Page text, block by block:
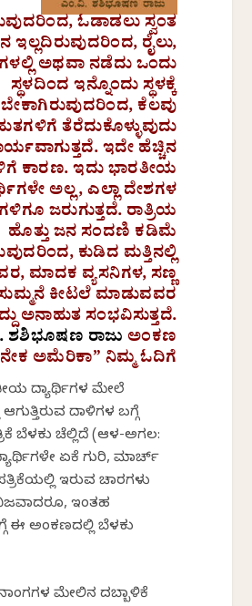
ಓಡಾಡಲು ಸ್ವಂತ
ಇಲ್ಲದಿರುವುದರಿಂದ, ರೈಲು,
ಅಥವಾ ನಡೆದು ಒಂದು
ಸ್ಥಳದಿಂದ ಇನ್ನೊಂದು ಸ್ಥಳಕ್ಕೆ
ಕೆಲವು
ತೆರೆದುಕೊಳ್ಳುವುದು
ಇದೇ ಹೆಚ್ಚಿನ
ಕಾರಣ. ಇದು ಭಾರತೀಯ
ಅಲ್ಲ, ಎಲ್ಲಾ ದೇಶಗಳ
ಜರುಗುತ್ತದೆ. ರಾತ್ರಿಯ
ಹೊತ್ತು ಜನ ಸಂದಣಿ ಕಡಿಮೆ
ಕುಡಿದ ಮತ್ತಿನಲ್ಲಿ
ಮಾದಕ ವ್ಯಸನಿಗಳ, ಸಣ್ಣ
ಸುಮ್ಮನೆ ಕೀಟಲೆ ಮಾಡುವವರ
ಅನಾಹುತ ಸಂಭವಿಸುತ್ತದೆ.
ಶಶಿಭೂಷಣ ರಾಜು ಅಂಕಣ
ಅಮೆರಿಕಾ” ನಿಮ್ಮ ಓದಿಗೆ
ವಿದ್ಯಾರ್ಥಿಗಳ ಮೇಲೆ
ದಾಳಿಗಳ ಬಗ್ಗೆ
ಬೆಳಕು ಚೆಲ್ಲಿದೆ (ಆಳ-ಅಗಲ:
ಏಕೆ ಗುರಿ, ಮಾರ್ಚ್
ಇರುವ ವಿಚಾರಗಳು
ಇಂತಹ
ಈ ಅಂಕಣದಲ್ಲಿ ಬೆಳಕು
ಮೇಲಿನ ದಬ್ಬಾಳಿಕೆ